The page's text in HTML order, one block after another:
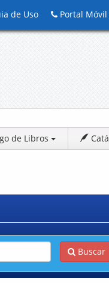
de Uso Portal Móvil
de Libros
Buscar